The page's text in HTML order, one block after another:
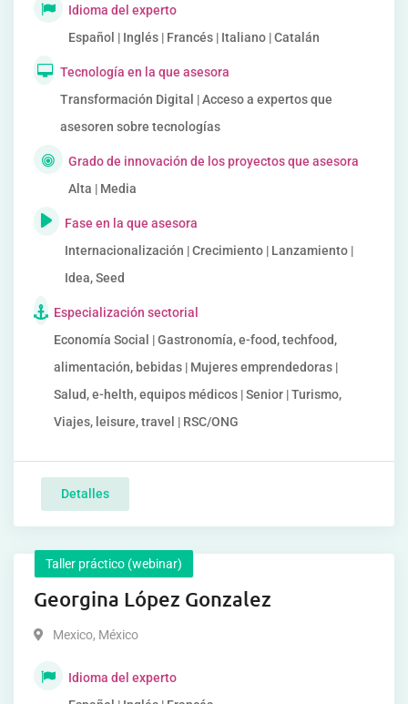
Idioma del experto
Español | Inglés | Francés | Italiano | Catalán
Tecnología en la que asesora
Transformación Digital | Acceso a expertos que
asesoren sobre tecnologías
Grado de innovación de los proyectos que asesora
Alta | Media
Fase en la que asesora
Internacionalización | Crecimiento | Lanzamiento |
Idea, Seed
Especialización sectorial
Economía Social | Gastronomía, e-food, techfood,
alimentación, bebidas | Mujeres emprendedoras |
Salud, e-helth, equipos médicos | Senior | Turismo,
Viajes, leisure, travel | RSC/ONG
Detalles
Taller práctico (webinar)
Georgina López Gonzalez
Mexico, México
Idioma del experto